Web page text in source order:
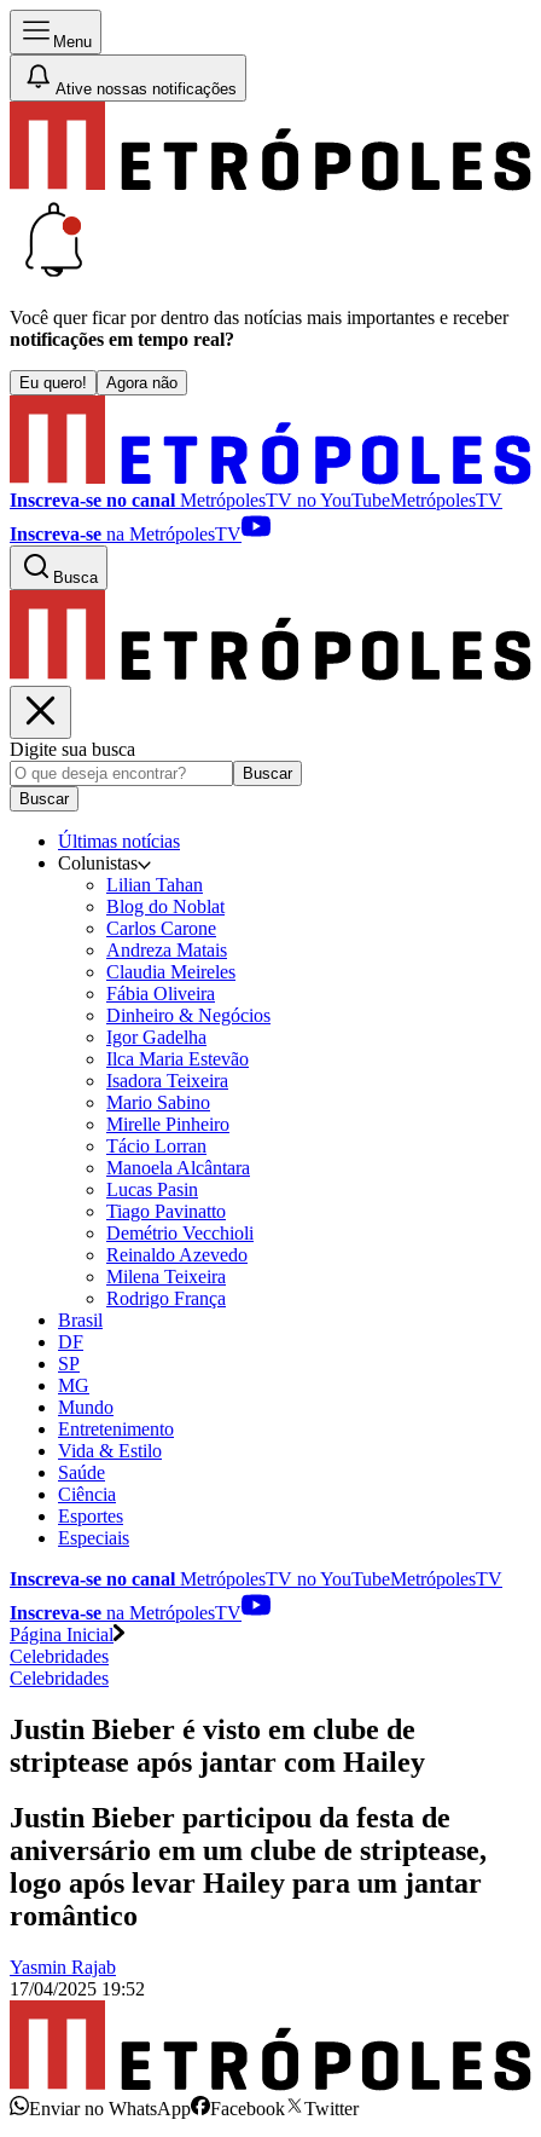
Menu
Ative nossas notificações
Você quer ficar por dentro das notícias mais importantes e receber
notificações em tempo real?
Eu quero! Agora não
Inscreva-se no canal MetrópolesTV noYouTubeMetrópolesTV
Inscreva-se na MetrópolesTV
Busca
Digite sua busca
Buscar
Buscar
Últimas notícias
Colunistas
Lilian Tahan
Blog do Noblat
Carlos Carone
Andreza Matais
Claudia Meireles
Fábia Oliveira
Dinheiro & Negócios
Igor Gadelha
Ilca Maria Estevão
Isadora Teixeira
Mario Sabino
Mirelle Pinheiro
Tácio Lorran
Manoela Alcântara
Lucas Pasin
Tiago Pavinatto
Demétrio Vecchioli
Reinaldo Azevedo
Milena Teixeira
Rodrigo França
Brasil
DF
SP
MG
Mundo
Entretenimento
Vida & Estilo
Saúde
Ciência
Esportes
Especiais
Inscreva-se no canal MetrópolesTV noYouTubeMetrópolesTV
Inscreva-se na MetrópolesTV
Página Inicial
Celebridades
Celebridades
Justin Bieber é visto em clube de
striptease após jantar com Hailey
Justin Bieber participou da festa de
aniversário em um clube de striptease,
logo após levar Hailey para um jantar
romântico
Yasmin Rajab
17/04/2025 19:52
Enviar no WhatsApp Facebook
Twitter